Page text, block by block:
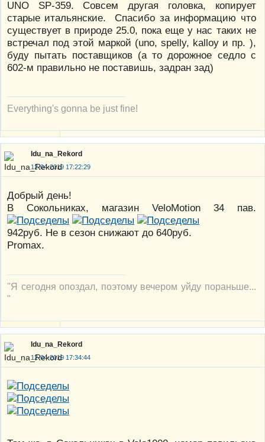
UNO SP-359. Совсем другая головка, копирует
старые итальянские. Спасибо за информацию что
существует в природе 25.0, пока еще у нас таких не
встречал под этой маркой (uno, spelly, kalloy и пр. ),
буду пытать поставщиков (а то дорожное седло с
602-м правильно не поставишь, задран зад)
Everything's gonna be just fine!
Idu_na_Rekord
12-04-2019 17:22:29
Добрый день!
В Сокольниках, магазин VeloMotion 34 пав.
942руб. Не в сезон снижают до 640руб.
Promax.
"Я сегодня опоздал, поэтому вечером уйду пораньше...
"
Idu_na_Rekord
12-04-2019 17:34:44